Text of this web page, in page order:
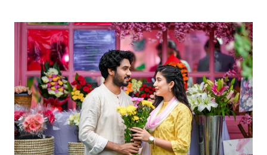
IDEJA
KOJE
ĆE
RASPAMETITI
TVOJEG
PARTNERA
U
KREVETU